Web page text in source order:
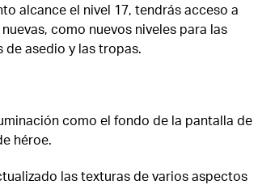
alcance el nivel 17, tendrás acceso a
como nuevos niveles para las
de asedio y las tropas.
como el fondo de la pantalla de
héroe.
las texturas de varios aspectos